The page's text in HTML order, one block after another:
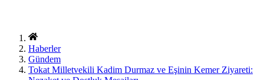
Haberler
Gündem
Tokat Milletvekili Kadim Durmaz ve Eşinin Kemer Ziyareti: